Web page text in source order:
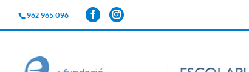
962 965 096